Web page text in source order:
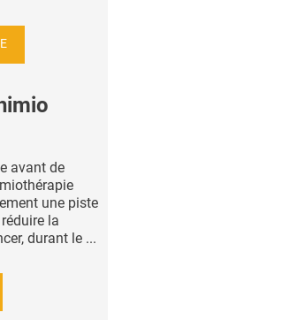
avant de
une piste
la
durant le ...